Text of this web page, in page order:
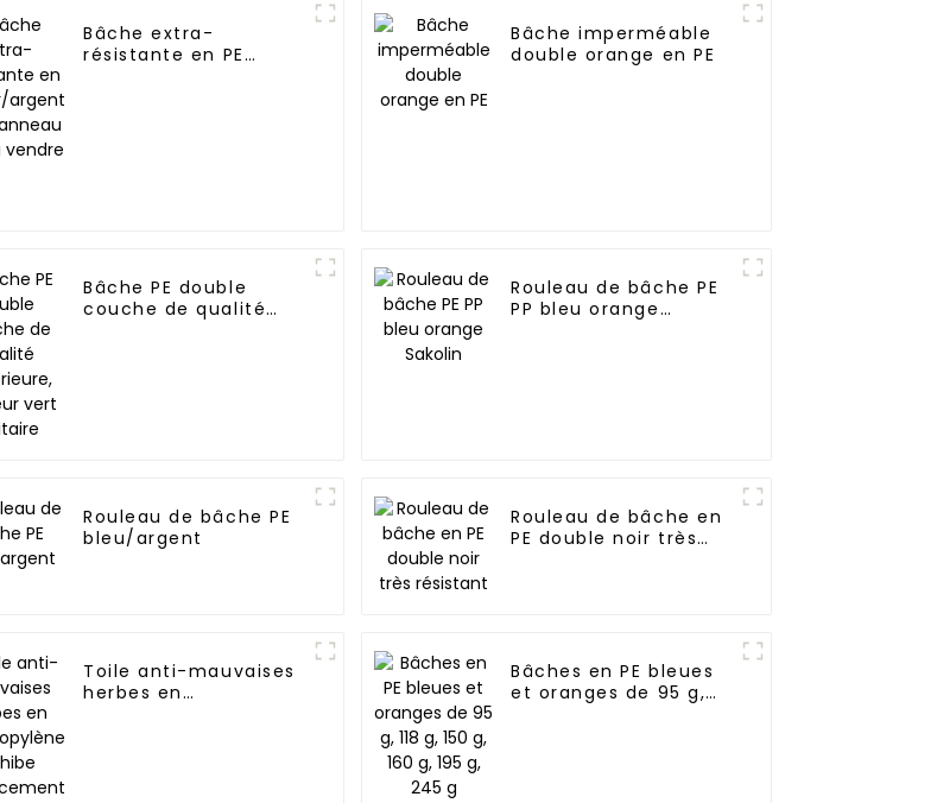
Bâche extra-
résistante en PE
Bâche imperméable
double orange en PE
Bâche PE double
couche de qualité
Rouleau de bâche PE
PP bleu orange
Rouleau de bâche PE
bleu/argent
Rouleau de bâche en
PE double noir très
Toile anti-mauvaises
herbes en
Bâches en PE bleues
et oranges de 95 g,